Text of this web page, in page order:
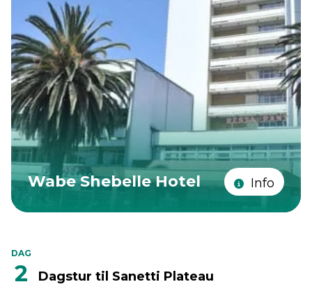
Wabe Shebelle Hotel Info
DAG
2 Dagstur til Sanetti Plateau